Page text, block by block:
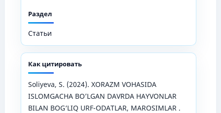
Раздел
Статьи
Как цитировать
Soliyeva, S. (2024). XORAZM VOHASIDA
ISLOMGACHA BO’LGAN DAVRDA HAYVONLAR
BILAN BOG‘LIQ URF-ODATLAR, MAROSIMLAR .